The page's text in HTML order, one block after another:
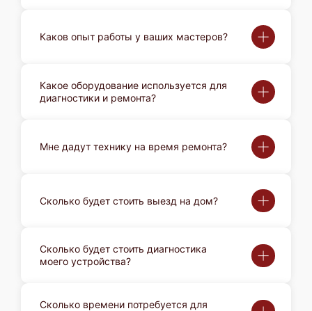
Каков опыт работы у ваших мастеров?
Какое оборудование используется для
диагностики и ремонта?
Мне дадут технику на время ремонта?
Сколько будет стоить выезд на дом?
Сколько будет стоить диагностика
моего устройства?
Сколько времени потребуется для